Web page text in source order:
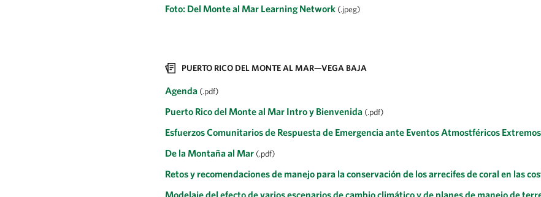
Foto: Del Monte al Mar Learning Network (.jpeg)
PUERTO RICO DEL MONTE AL MAR—VEGA BAJA
Agenda (.pdf)
Puerto Rico del Monte al Mar Intro y Bienvenida (.pdf)
Esfuerzos Comunitarios de Respuesta de Emergencia ante Eventos Atmostféricos Extremos
De la Montaña al Mar (.pdf)
Retos y recomendaciones de manejo para la conservación de los arrecifes de coral en las
Modelaje del efecto de varios escenarios de cambio climático y de planes de manejo de